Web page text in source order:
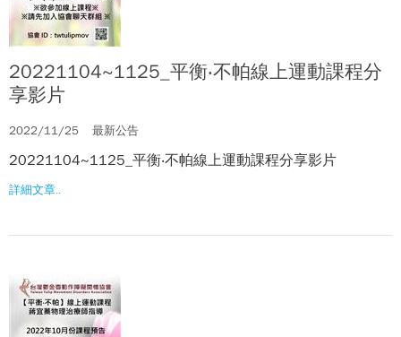
20221104~1125_平衡‧不帕線上運動課程分
享影片
2022/11/25 最新公告
20221104~1125_平衡‧不帕線上運動課程分享影片
詳細文章..